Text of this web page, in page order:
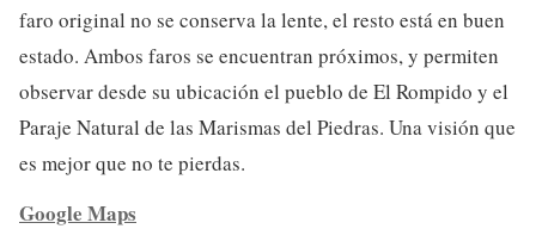
faro original no se conserva la lente, el resto está en buen
estado. Ambos faros se encuentran próximos, y permiten
observar desde su ubicación el pueblo de El Rompido y el
Paraje Natural de las Marismas del Piedras. Una visión que
es mejor que no te pierdas.
Google Maps